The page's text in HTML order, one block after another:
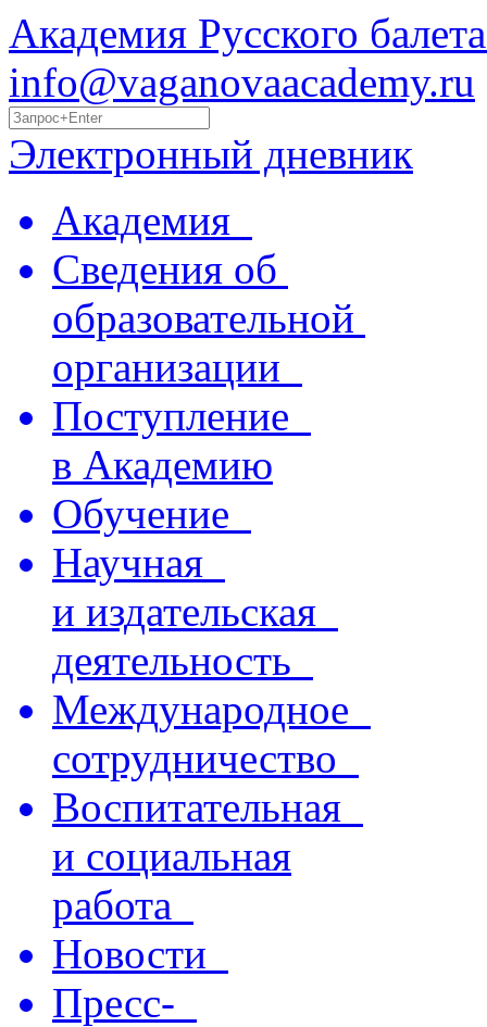
Академия Русского
info@vaganovaacademy.ru
Электронный дневник
Академия
Сведения об
образовательной
организации
Поступление
в Академию
Обучение
Научная
и издательская
деятельность
Международное
сотрудничество
Воспитательная
и социальная
работа
Новости
Пресс-